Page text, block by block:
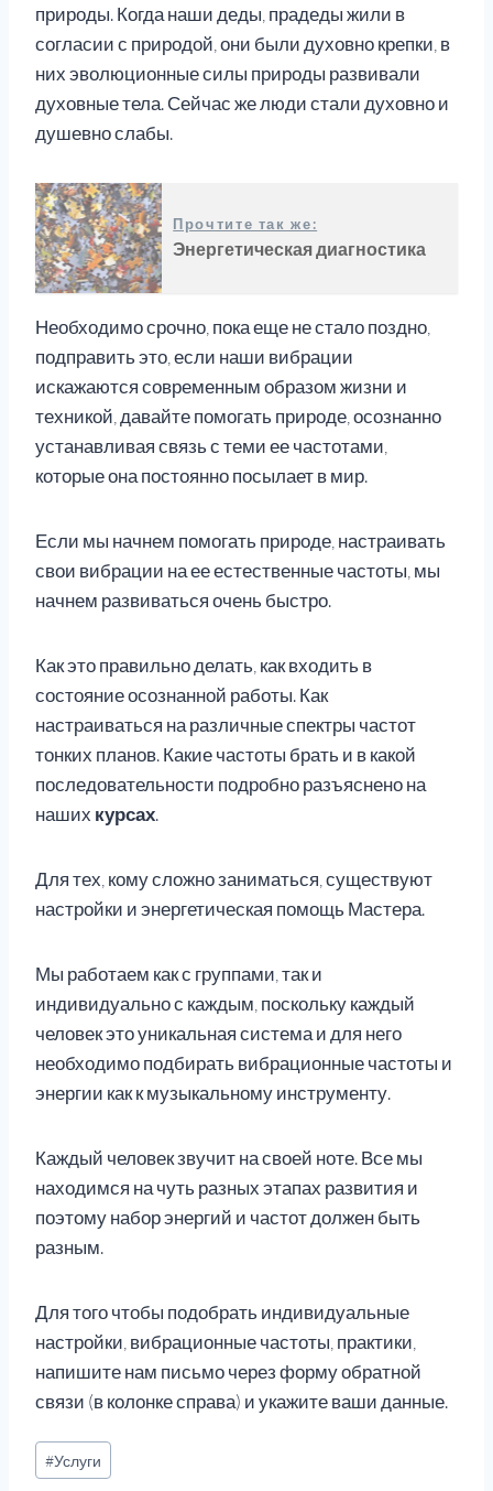
природы. Когда наши деды, прадеды жили в
согласии с природой, они были духовно крепки, в
них эволюционные силы природы развивали
духовные тела. Сейчас же люди стали духовно и
душевно слабы.
Прочтите так же:
Энергетическая диагностика
Необходимо срочно, пока еще не стало поздно,
подправить это, если наши вибрации
искажаются современным образом жизни и
техникой, давайте помогать природе, осознанно
устанавливая связь с теми ее частотами,
которые она постоянно посылает в мир.
Если мы начнем помогать природе, настраивать
свои вибрации на ее естественные частоты, мы
начнем развиваться очень быстро.
Как это правильно делать, как входить в
состояние осознанной работы. Как
настраиваться на различные спектры частот
тонких планов. Какие частоты брать и в какой
последовательности подробно разъяснено на
наших курсах.
Для тех, кому сложно заниматься, существуют
настройки и энергетическая помощь Мастера.
Мы работаем как с группами, так и
индивидуально с каждым, поскольку каждый
человек это уникальная система и для него
необходимо подбирать вибрационные частоты и
энергии как к музыкальному инструменту.
Каждый человек звучит на своей ноте. Все мы
находимся на чуть разных этапах развития и
поэтому набор энергий и частот должен быть
разным.
Для того чтобы подобрать индивидуальные
настройки, вибрационные частоты, практики,
напишите нам письмо через форму обратной
связи (в колонке справа) и укажите ваши данные.
Метки
записи:
#Услуги